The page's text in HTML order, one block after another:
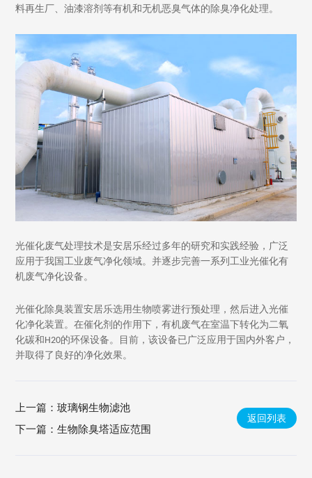
料再生厂、油漆溶剂等有机和无机恶臭气体的除臭净化处理。
光催化废气处理技术是安居乐经过多年的研究和实践经验，广泛
应用于我国工业废气净化领域。并逐步完善一系列工业光催化有
机废气净化设备。
光催化除臭装置安居乐选用生物喷雾进行预处理，然后进入光催
化净化装置。在催化剂的作用下，有机废气在室温下转化为二氧
化碳和H20的环保设备。目前，该设备已广泛应用于国内外客户，
并取得了良好的净化效果。
上一篇：玻璃钢生物滤池
下一篇：生物除臭塔适应范围
返回列表